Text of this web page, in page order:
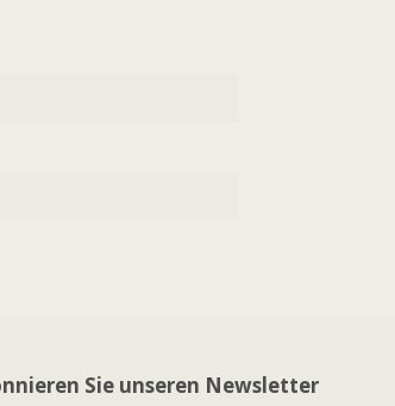
Sie unseren Newsletter